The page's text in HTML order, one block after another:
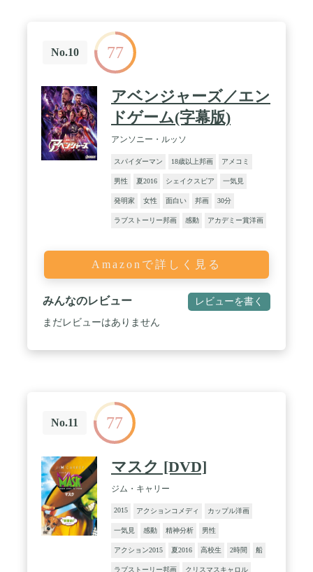
No.10 77
アベンジャーズ／エン
ドゲーム(字幕版)
アンソニー・ルッソ
スパイダーマン 18歳以上邦画 アメコミ
男性 夏2016 シェイクスピア 一気見
発明家 女性 面白い 邦画 30分
ラブストーリー邦画 感動 アカデミー賞洋画
Amazonで詳しく見る
みんなのレビュー レビューを書く
まだレビューはありません
No.11 77
マスク [DVD]
ジム・キャリー
2015 アクションコメディ カップル洋画
一気見 感動 精神分析 男性
アクション2015 夏2016 高校生 2時間 船
ラブストーリー邦画 クリスマスキャロル